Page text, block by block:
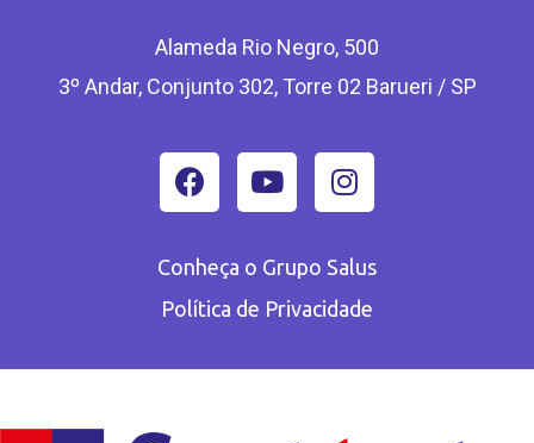
Alameda Rio Negro, 500
3º Andar, Conjunto 302, Torre 02 Barueri / SP
Conheça o Grupo Salus
Política de Privacidade